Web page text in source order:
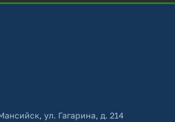
ул. Гагарина, д. 214